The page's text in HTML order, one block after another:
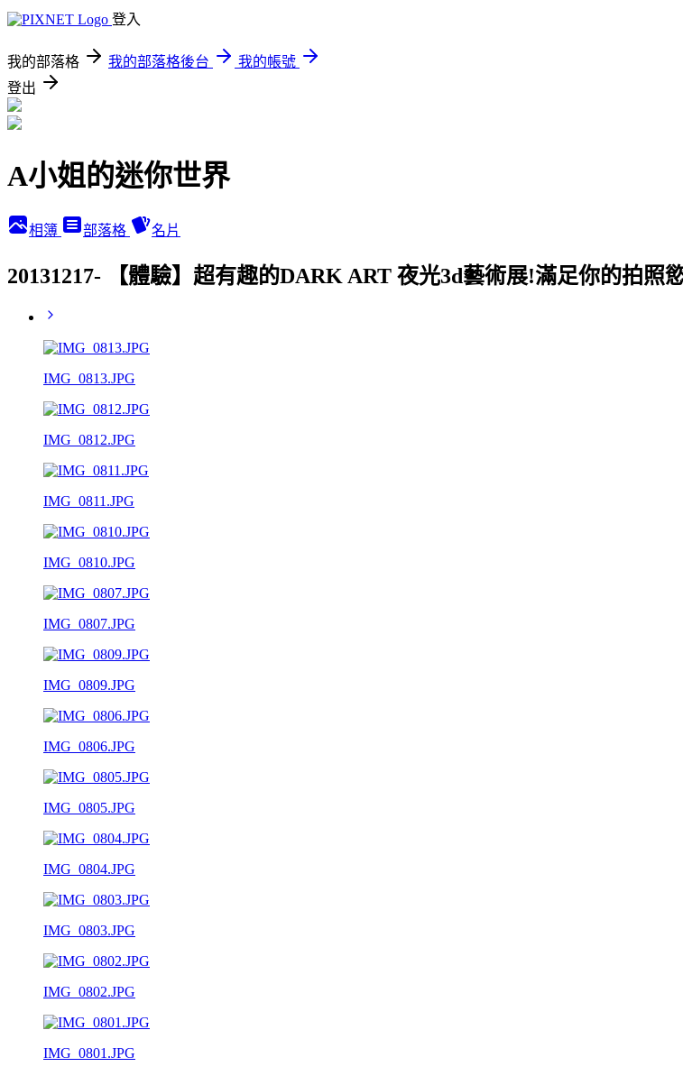
登入
我的部落格 我的部落格後台
我的帳號
登出
A小姐的迷你世界
相簿 部落格 名片
20131217- 【體驗】超有趣的DARK ART 夜光3d藝術展!滿足你的拍照
IMG_0813.JPG
IMG_0812.JPG
IMG_0811.JPG
IMG_0810.JPG
IMG_0807.JPG
IMG_0809.JPG
IMG_0806.JPG
IMG_0805.JPG
IMG_0804.JPG
IMG_0803.JPG
IMG_0802.JPG
IMG_0801.JPG